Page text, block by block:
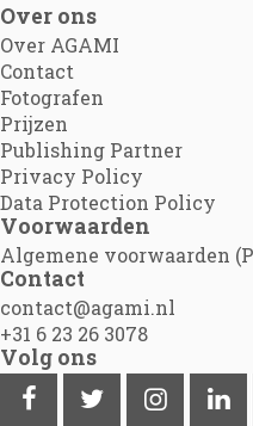
Over ons
Over AGAMI
Contact
Fotografen
Prijzen
Publishing Partner
Privacy Policy
Data Protection Policy
Voorwaarden
Algemene voorwaarden
Contact
contact@agami.nl
+31 6 23 26 3078
Volg ons